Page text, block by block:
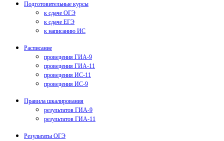
Подготовительные курсы
к сдаче ОГЭ
к сдаче ЕГЭ
к написанию ИС
Расписание
проведения ГИА-9
проведения ГИА-11
проведения ИС-11
проведения ИС-9
Правила шкалирования
результатов ГИА-9
результатов ГИА-11
Результаты ОГЭ